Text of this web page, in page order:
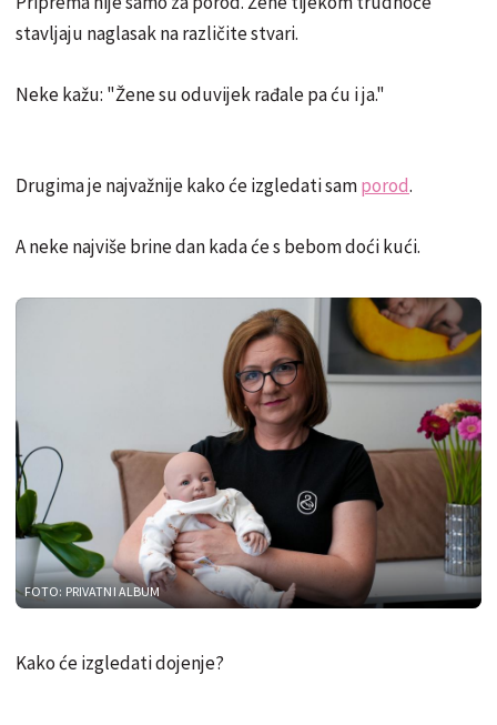
stavljaju naglasak na različite stvari.
Neke kažu: "Žene su oduvijek rađale pa ću i ja."
Drugima je najvažnije kako će izgledati samporod.
A neke najviše brine dan kada će s bebom doći kući.
FOTO: PRIVATNI ALBUM
Kako će izgledati dojenje?